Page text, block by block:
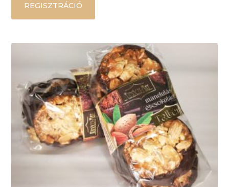
REGISZTRÁCIÓ